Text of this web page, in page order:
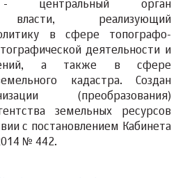
- центральный орган
власти, реализующий
в сфере топографо-
деятельности и
а также в сфере
кадастра. Создан
(преобразования)
земельных ресурсов
с постановлением Кабинета
№ 442.